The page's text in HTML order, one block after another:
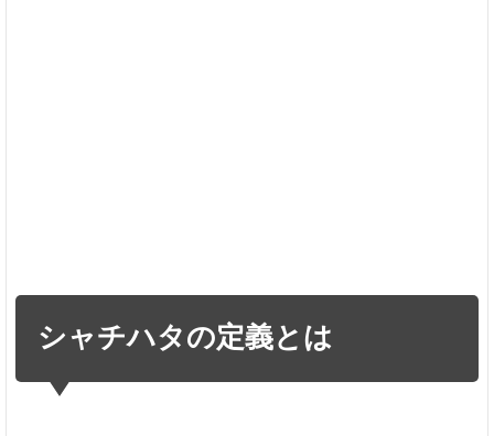
チ
タ
シャチハタの定義とは